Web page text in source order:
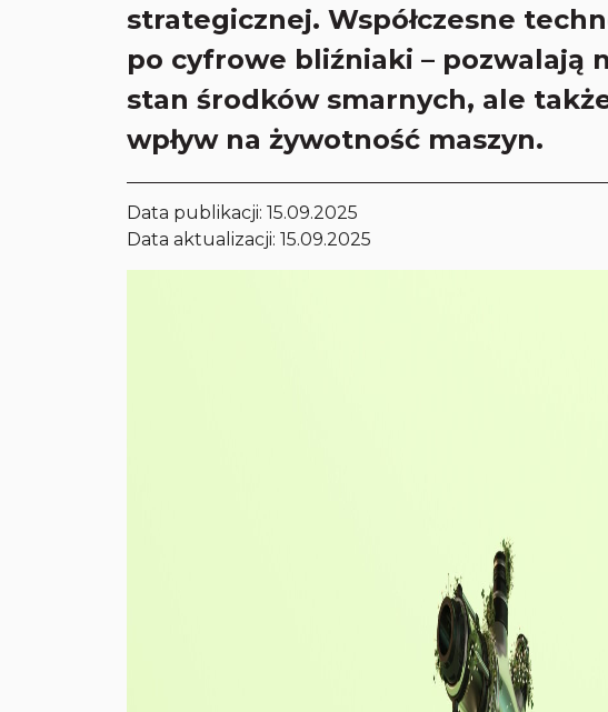
strategicznej. Współczesne
po cyfrowe bliźniaki – pozwalają
stan środków smarnych, ale
wpływ na żywotność maszyn.
Data publikacji:15.09.2025
Data aktualizacji: 15.09.2025